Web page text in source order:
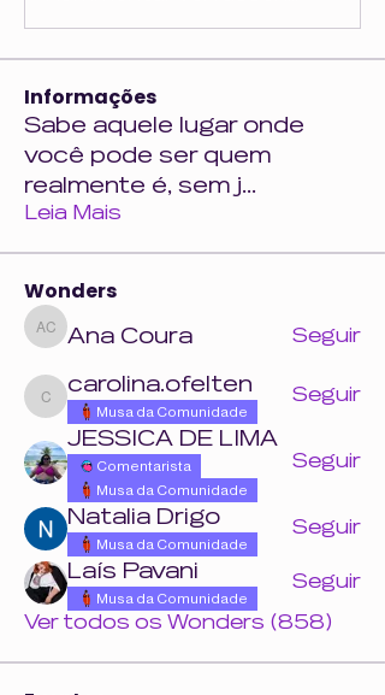
Informações
Sabe aquele lugar onde
você pode ser quem
realmente é, sem j...
Leia Mais
Wonders
Ana Coura
Ana Coura Seguir
carolina.ofelten
carolina.ofelten
Musa da Comunidade
Seguir
JESSICA DE LIMA
Comentarista
Musa da Comunidade
Seguir
Natalia Drigo
Musa da Comunidade
Seguir
Laís Pavani
Musa da Comunidade
Seguir
Ver todos os Wonders (858)